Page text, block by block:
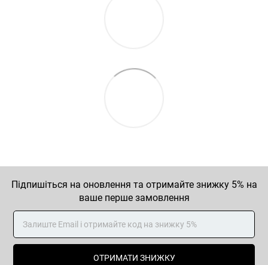
Підпишіться на оновлення та отримайте знижку 5% на
ваше перше замовлення
ОТРИМАТИ ЗНИЖКУ